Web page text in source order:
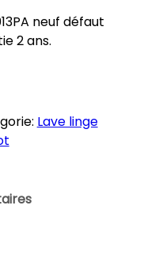
neuf défaut
2 ans.
Lave linge